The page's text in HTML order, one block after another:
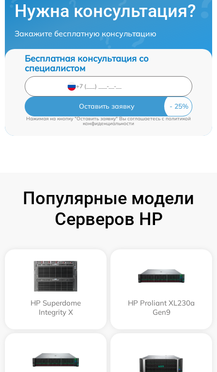
Нужна консультация?
Закажите бесплатную консультацию
Бесплатная консультация со
специалистом
Оставить заявку
Нажимая на кнопку "Оставить заявку" Вы соглашаетесь cполитикой
конфиденциальности
Популярные модели
Серверов HP
HP Superdome
Integrity Х
HP Proliant XL230a
Gen9